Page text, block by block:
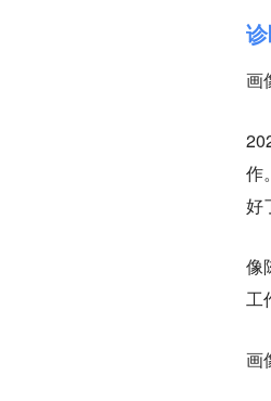
画
作
好
像
工
画